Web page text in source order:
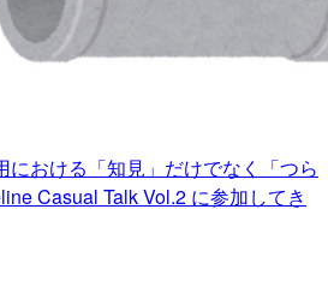
における「知見」だけでなく「つら
Casual Talk Vol.2 に参加してき